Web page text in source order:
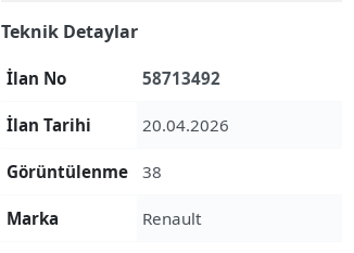
Teknik Detaylar
İlan No 58713492
İlan Tarihi 20.04.2026
Görüntülenme 38
Marka Renault